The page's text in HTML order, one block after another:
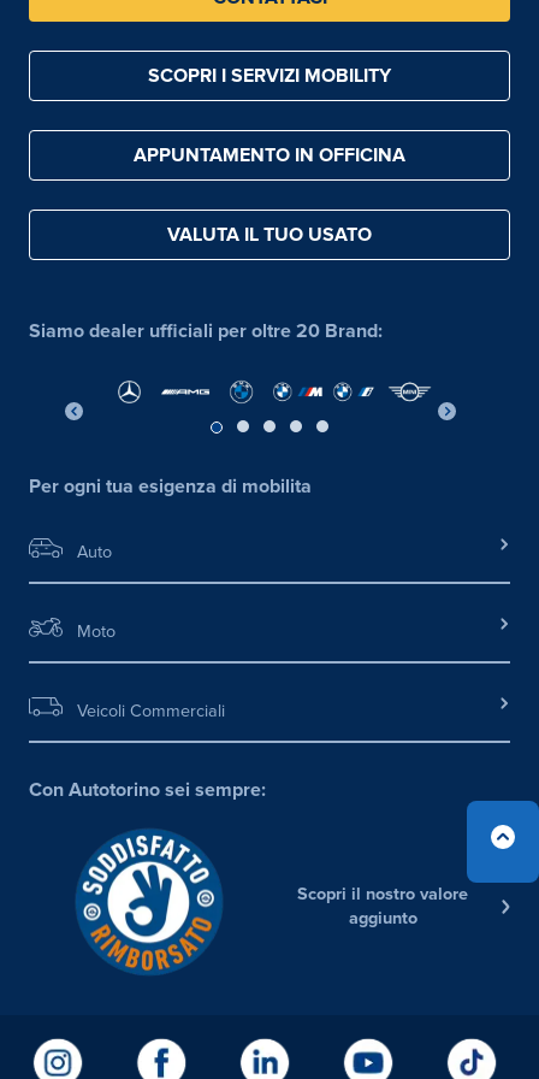
SCOPRI I SERVIZI MOBILITY
APPUNTAMENTO IN OFFICINA
VALUTA IL TUO USATO
Siamo dealer ufficiali per oltre 20 Brand:
Per ogni tua esigenza di mobilita
Auto
Moto
Veicoli Commerciali
Con Autotorino sei sempre:
Scopri il nostro valore
aggiunto